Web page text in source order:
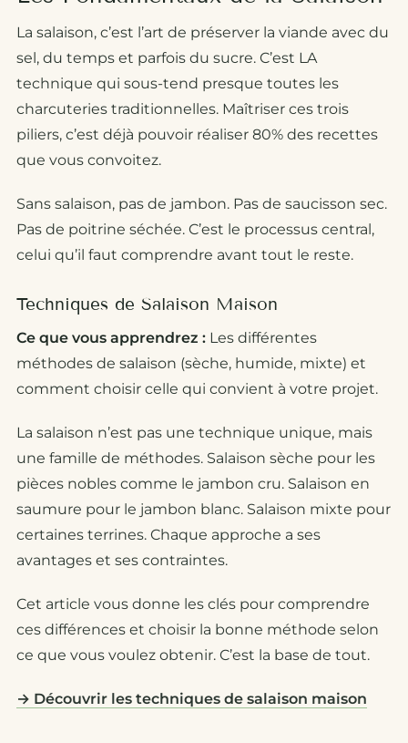
La salaison, c’est l’art de préserver la viande avec du
sel, du temps et parfois du sucre. C’est LA
technique qui sous-tend presque toutes les
charcuteries traditionnelles. Maîtriser ces trois
piliers, c’est déjà pouvoir réaliser 80% des recettes
que vous convoitez.
Sans salaison, pas de jambon. Pas de saucisson sec.
Pas de poitrine séchée. C’est le processus central,
celui qu’il faut comprendre avant tout le reste.
Techniques de Salaison Maison
Ce que vous apprendrez : Les différentes
méthodes de salaison (sèche, humide, mixte) et
comment choisir celle qui convient à votre projet.
La salaison n’est pas une technique unique, mais
une famille de méthodes. Salaison sèche pour les
pièces nobles comme le jambon cru. Salaison en
saumure pour le jambon blanc. Salaison mixte pour
certaines terrines. Chaque approche a ses
avantages et ses contraintes.
Cet article vous donne les clés pour comprendre
ces différences et choisir la bonne méthode selon
ce que vous voulez obtenir. C’est la base de tout.
→ Découvrir les techniques de salaison maison